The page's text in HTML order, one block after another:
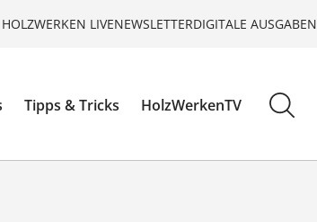
HOLZWERKEN LIVENEWSLETTERDIGITALE AUSGABEN
Tipps & Tricks HolzWerkenTV